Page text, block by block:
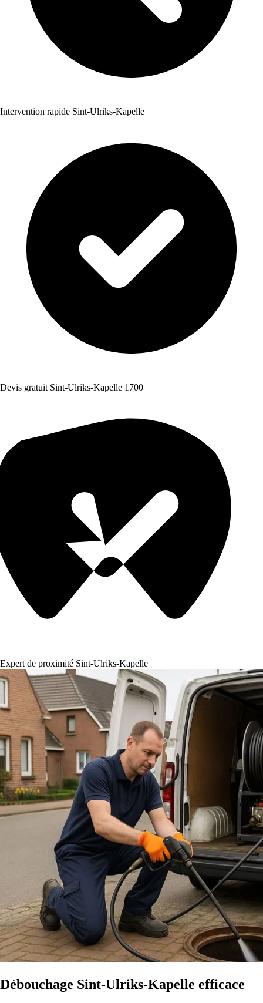
Intervention rapide Sint-Ulriks-Kapelle
Devis gratuit Sint-Ulriks-Kapelle 1700
Expert de proximité Sint-Ulriks-Kapelle
Débouchage Sint-Ulriks-Kapelle efficace